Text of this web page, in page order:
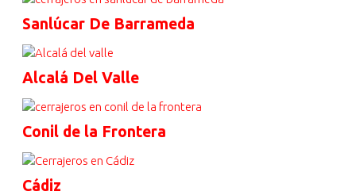
Sanlúcar De Barrameda
Alcalá Del Valle
Conil de la Frontera
Cádiz